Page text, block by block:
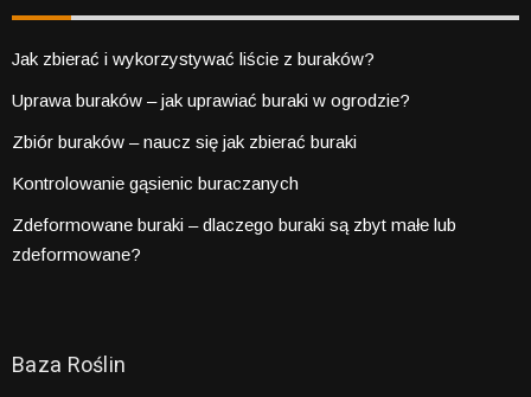
Jak zbierać i wykorzystywać liście z buraków?
Uprawa buraków – jak uprawiać buraki w ogrodzie?
Zbiór buraków – naucz się jak zbierać buraki
Kontrolowanie gąsienic buraczanych
Zdeformowane buraki – dlaczego buraki są zbyt małe lub
zdeformowane?
Baza Roślin